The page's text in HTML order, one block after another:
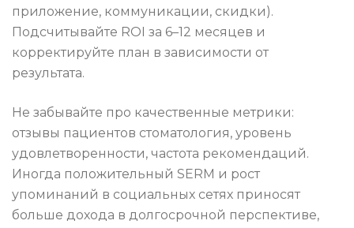
приложение, коммуникации, скидки).
Подсчитывайте ROI за 6–12 месяцев и
корректируйте план в зависимости от
результата.
Не забывайте про качественные метрики:
отзывы пациентов стоматология, уровень
удовлетворенности, частота рекомендаций.
Иногда положительный SERM и рост
упоминаний в социальных сетях приносят
больше дохода в долгосрочной перспективе,